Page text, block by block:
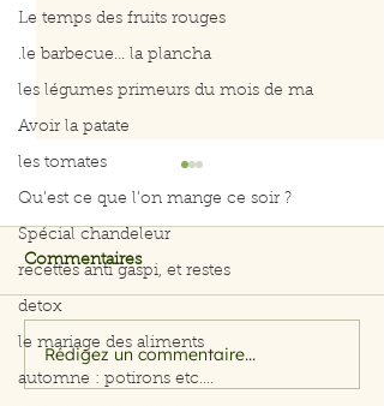
Le temps des fruits rouges
.le barbecue... la plancha
les légumes primeurs du mois de ma
Avoir la patate
les tomates
Qu’est ce que l’on mange ce soir ?
Spécial chandeleur
recettes anti gaspi, et restes
detox
le mariage des aliments
automne : potirons etc....
Filet de saumon aux
herbes et citron
Commentaires
Rédigez un commentaire...